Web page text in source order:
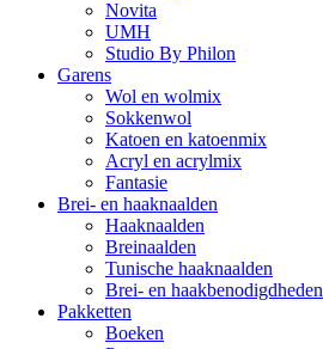
Novita
UMH
Studio By Philon
Garens
Wol en wolmix
Sokkenwol
Katoen en katoenmix
Acryl en acrylmix
Fantasie
Brei- en haaknaalden
Haaknaalden
Breinaalden
Tunische haaknaalden
Brei- en haakbenodigdheden
Pakketten
Boeken